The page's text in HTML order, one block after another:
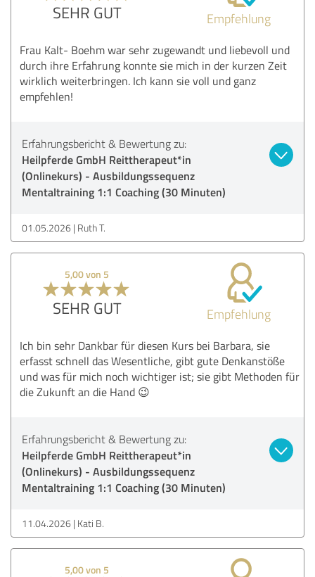
SEHR GUT Empfehlung
Frau Kalt- Boehm war sehr zugewandt und liebevoll und
durch ihre Erfahrung konnte sie mich in der kurzen Zeit
wirklich weiterbringen. Ich kann sie voll und ganz
empfehlen!
Erfahrungsbericht & Bewertung zu:
Heilpferde GmbH Reittherapeut*in
(Onlinekurs) - Ausbildungssequenz
Mentaltraining 1:1 Coaching (30 Minuten)
01.05.2026 Ruth T.
5,00 von 5
SEHR GUT Empfehlung
Ich bin sehr Dankbar für diesen Kurs bei Barbara, sie
erfasst schnell das Wesentliche, gibt gute Denkanstöße
und was für mich noch wichtiger ist; sie gibt Methoden für
die Zukunft an die Hand 😉
Erfahrungsbericht & Bewertung zu:
Heilpferde GmbH Reittherapeut*in
(Onlinekurs) - Ausbildungssequenz
Mentaltraining 1:1 Coaching (30 Minuten)
11.04.2026 Kati B.
5,00 von 5